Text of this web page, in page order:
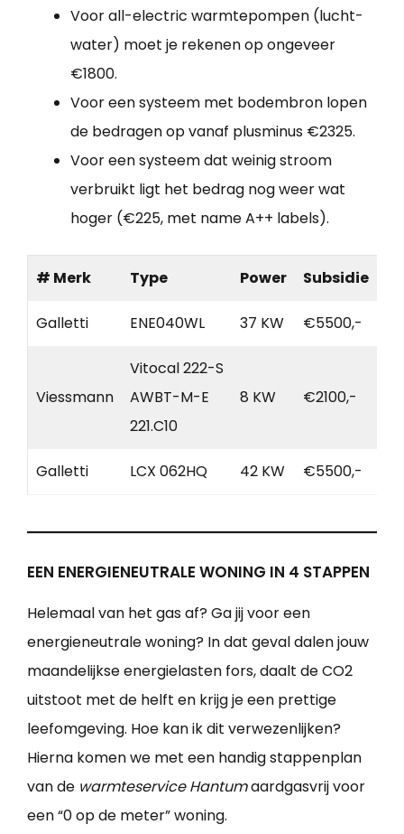
Voor all-electric warmtepompen (lucht-
water) moet je rekenen op ongeveer
€1800.
Voor een systeem met bodembron lopen
de bedragen op vanaf plusminus €2325.
Voor een systeem dat weinig stroom
verbruikt ligt het bedrag nog weer wat
hoger (€225, met name A++ labels).
# Merk Type Power Subsidie
Galletti ENE040WL 37 KW €5500,-
Viessmann
Vitocal 222-S
AWBT-M-E
221.C10
8 KW €2100,-
Galletti LCX 062HQ 42 KW €5500,-
EEN ENERGIENEUTRALE WONING IN 4 STAPPEN
Helemaal van het gas af? Ga jij voor een
energieneutrale woning? In dat geval dalen jouw
maandelijkse energielasten fors, daalt de CO2
uitstoot met de helft en krijg je een prettige
leefomgeving. Hoe kan ik dit verwezenlijken?
Hierna komen we met een handig stappenplan
van de warmteservice Hantumaardgasvrij voor
een “0 op de meter” woning.